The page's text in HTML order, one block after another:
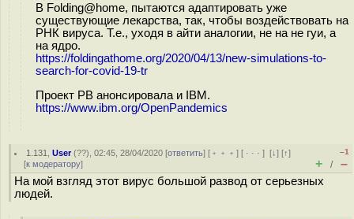
В Folding@home, пытаются адаптировать уже
существующие лекарства, так, чтобы воздействовать на
РНК вируса. Т.е., уходя в айти аналогии, не на не гуи, а
на ядро.
https://foldingathome.org/2020/04/13/new-simulations-to-
search-for-covid-19-tr
Проект РВ анонсировала и IBM.
https://www.ibm.org/OpenPandemics
1.131 ,User(??), 02:45, 28/04/2020 [ответить] [ ﹢﹢﹢] [ · · ·][↓] [↑]
[к модератору]
–1
+ / –
На мой взгляд этот вирус большой развод от серьезных
людей.